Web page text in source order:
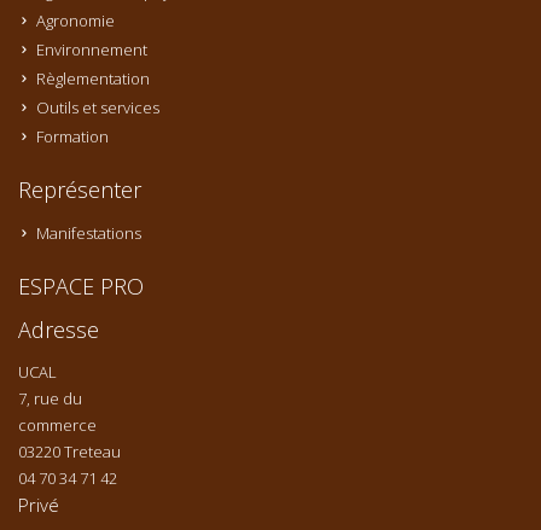
Agronomie
Environnement
Règlementation
Outils et services
Formation
Représenter
Manifestations
ESPACE PRO
Adresse
UCAL
7, rue du
commerce
03220 Treteau
04 70 34 71 42
Privé